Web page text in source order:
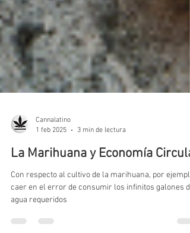
Cannalatino
3 min de lectura
La Marihuana y Economía
Con respecto al cultivo de la marihuana, por
caer en el error de consumir los infinitos galones de